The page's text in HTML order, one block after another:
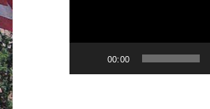
00:00